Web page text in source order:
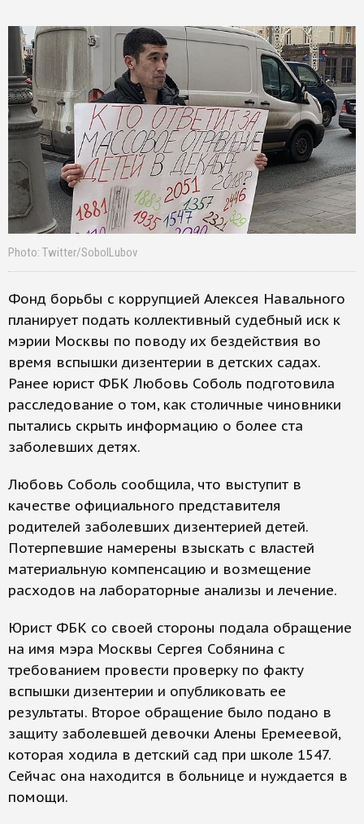
Photo: Twitter/SobolLubov
Фонд борьбы с коррупцией Алексея Навального
планирует подать коллективный судебный иск к
мэрии Москвы по поводу их бездействия во
время вспышки дизентерии в детских садах.
Ранее юрист ФБК Любовь Соболь подготовила
расследование о том, как столичные чиновники
пытались скрыть информацию о более ста
заболевших детях.
Любовь Соболь сообщила, что выступит в
качестве официального представителя
родителей заболевших дизентерией детей.
Потерпевшие намерены взыскать с властей
материальную компенсацию и возмещение
расходов на лабораторные анализы и лечение.
Юрист ФБК со своей стороны подала обращение
на имя мэра Москвы Сергея Собянина с
требованием провести проверку по факту
вспышки дизентерии и опубликовать ее
результаты. Второе обращение было подано в
защиту заболевшей девочки Алены Еремеевой,
которая ходила в детский сад при школе 1547.
Сейчас она находится в больнице и нуждается в
помощи.